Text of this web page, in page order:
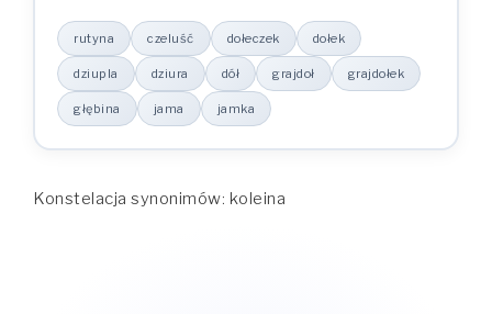
rutyna czeluść dołeczek dołek
dziupla dziura dół grajdoł grajdołek
głębina jama jamka
Konstelacja synonimów: koleina